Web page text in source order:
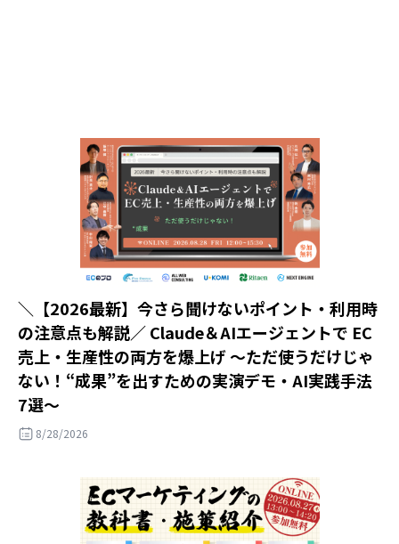
＼【2026最新】今さら聞けないポイント・利用時
の注意点も解説／ Claude＆AIエージェントで EC
売上・生産性の両方を爆上げ ～ただ使うだけじゃ
ない！“成果”を出すための実演デモ・AI実践手法
7選～
8/28/2026